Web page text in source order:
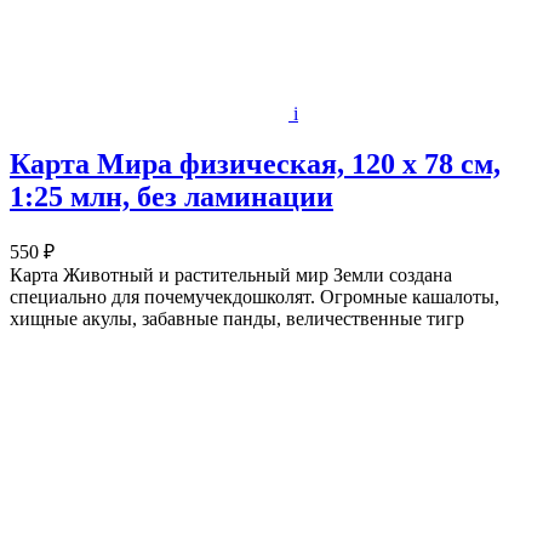
i
Карта Мира физическая, 120 х 78 см,
1:25 млн, без ламинации
550 ₽
Карта Животный и растительный мир Земли создана
специально для почемучекдошколят. Огромные кашалоты,
хищные акулы, забавные панды, величественные тигр